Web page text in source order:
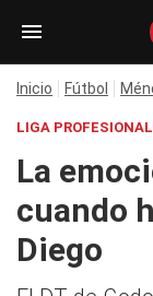
Inicio Fútbol
LIGA
La
cuando
Diego